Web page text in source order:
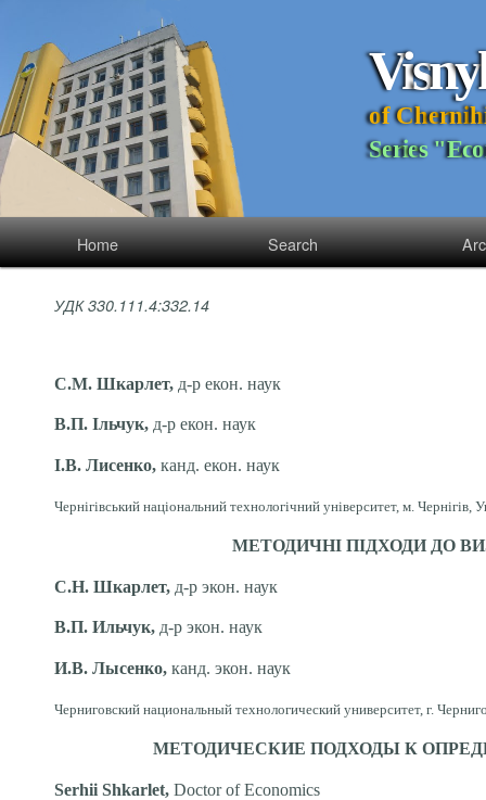
Visny
of Chernih
Series "Eco
Home Search
УДК 330.111.4:332.14
С.М. Шкарлет, д-р екон. наук
В.П. Ільчук, д-р екон. наук
І.В. Лисенко, канд. екон. наук
Чернігівський національний технологічний університет, м. Чернігів,
МЕТОДИЧНІ ПІДХОДИ ДО
С.Н. Шкарлет, д-р экон. наук
В.П. Ильчук, д-р экон. наук
И.В. Лысенко, канд. экон. наук
Черниговский национальный технологический университет, г.
МЕТОДИЧЕСКИЕ ПОДХОДЫ К
Serhii Shkarlet, Doctor of Economics